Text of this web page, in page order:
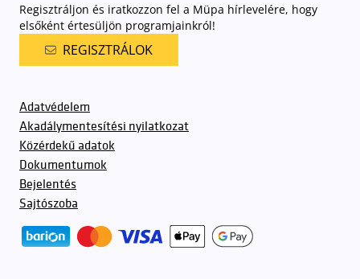
Regisztráljon és iratkozzon fel a Müpa hírlevelére, hogy
elsőként értesüljön programjainkról!
REGISZTRÁLOK
Adatvédelem
Akadálymentesítési nyilatkozat
Közérdekű adatok
Dokumentumok
Bejelentés
Sajtószoba